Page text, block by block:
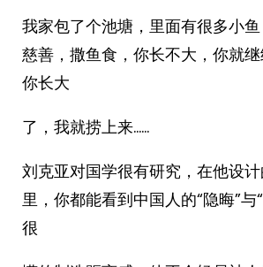
我家包了个池塘，里面有很多小
慈善，撒鱼食，你长不大，你就继
你长大
了，我就捞上来……
刘克亚对国学很有研究，在他设
里，你都能看到中国人的“隐晦”与
很